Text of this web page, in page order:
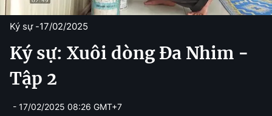
Ký sự -17/02/2025
Ký sự: Xuôi dòng Đa Nhim -
Tập 2
- 17/02/2025 08:26 GMT+7